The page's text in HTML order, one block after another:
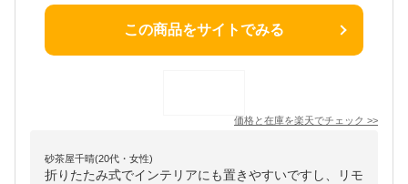
この商品をサイトでみる
価格と在庫を楽天でチェック >>
砂茶屋千晴(20代・女性)
折りたたみ式でインテリアにも置きやすいですし、リモ